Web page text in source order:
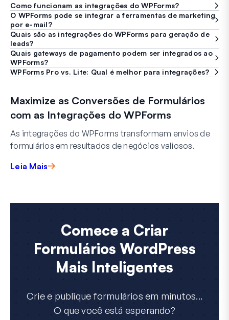
Como funcionam as integrações do WPForms?
O WPForms pode se integrar a ferramentas de marketing
por e-mail?
Quais são as integrações do WPForms para geração de
leads?
Quais gateways de pagamento podem ser integrados ao
WPForms?
WPForms Pro vs. Lite: Qual é melhor para integrações?
Maximize as Conversões de Formulários
com as Integrações do WPForms
As integrações do WPForms transformam envios de
formulários em resultados de negócios valiosos.
Leia Mais
Comece a Criar
Formulários WordPress
Mais Inteligentes
Crie e publique formulários em minutos...
O que você está esperando?